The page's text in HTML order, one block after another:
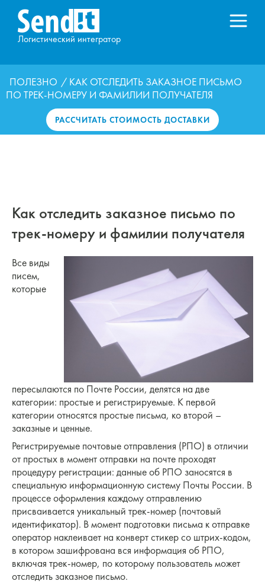
Логистический интегратор
ПОЛЕЗНО / КАК ОТСЛЕДИТЬ ЗАКАЗНОЕ ПИСЬМО
ПО ТРЕК-НОМЕРУ И ФАМИЛИИ ПОЛУЧАТЕЛЯ
РАССЧИТАТЬ СТОИМОСТЬ ДОСТАВКИ
Как отследить заказное письмо по
трек-номеру и фамилии получателя
Все виды
писем,
которые
пересылаются по Почте России, делятся на две
категории: простые и регистрируемые. К первой
категории относятся простые письма, ко второй –
заказные и ценные.
Регистрируемые почтовые отправления (РПО) в отличии
от простых в момент отправки на почте проходят
процедуру регистрации: данные об РПО заносятся в
специальную информационную систему Почты России. В
процессе оформления каждому отправлению
присваивается уникальный трек-номер (почтовый
идентификатор). В момент подготовки письма к отправке
оператор наклеивает на конверт стикер со штрих-кодом,
в котором зашифрована вся информация об РПО,
включая трек-номер, по которому пользователь может
отследить заказное письмо.